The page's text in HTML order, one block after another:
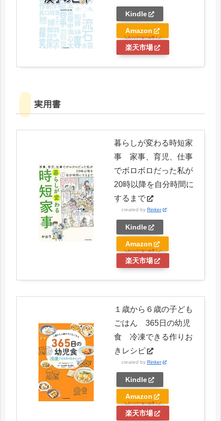
Kindle
Amazon
楽天市場
実用書
暮らしが変わる時短家
事 家事、育児、仕事
でボロボロだった私が
20時以降を自分時間に
するまで
created by Rinker
Kindle
Amazon
楽天市場
１歳から６歳の子ども
ごはん 365日の幼児
食 冷凍できる作りお
きレシピ
created by Rinker
Kindle
Amazon
楽天市場